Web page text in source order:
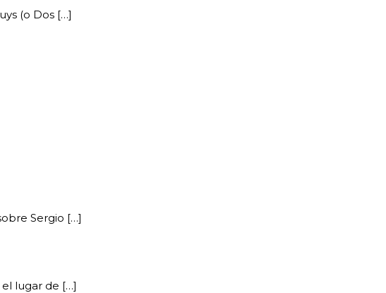
(o Dos […]
Sergio […]
lugar de […]